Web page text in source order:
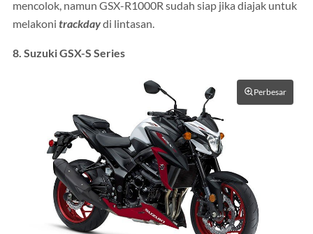
mencolok, namun GSX-R1000R sudah siap jika diajak untuk
melakoni trackdaydi lintasan.
8. Suzuki GSX-S Series
Perbesar